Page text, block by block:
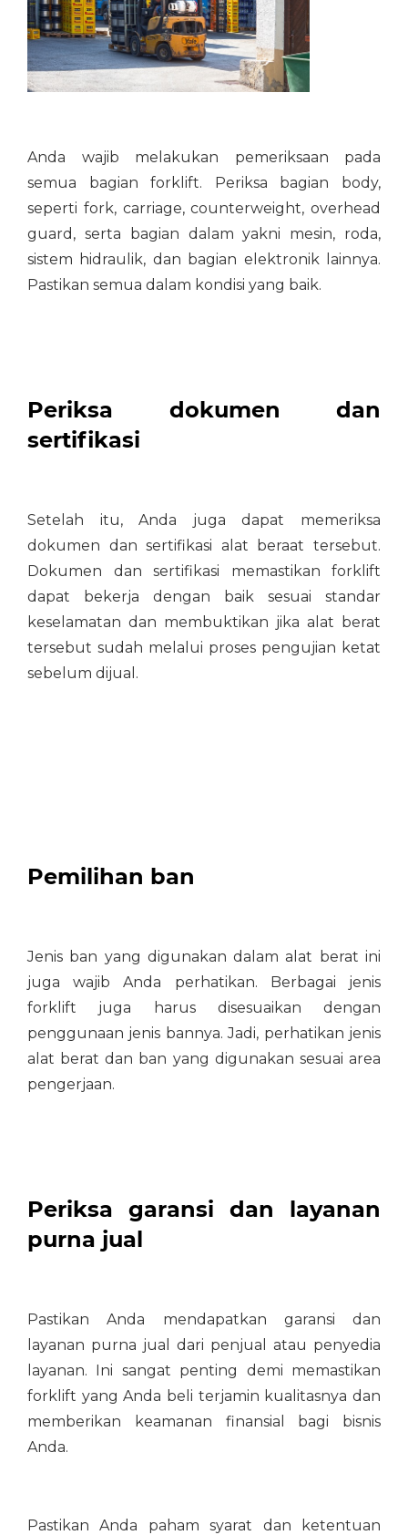
Anda wajib melakukan pemeriksaan pada
semua bagian forklift. Periksa bagian body,
seperti fork, carriage, counterweight, overhead
guard, serta bagian dalam yakni mesin, roda,
sistem hidraulik, dan bagian elektronik lainnya.
Pastikan semua dalam kondisi yang baik.
Periksa dokumen dan
sertifikasi
Setelah itu, Anda juga dapat memeriksa
dokumen dan sertifikasi alat beraat tersebut.
Dokumen dan sertifikasi memastikan forklift
dapat bekerja dengan baik sesuai standar
keselamatan dan membuktikan jika alat berat
tersebut sudah melalui proses pengujian ketat
sebelum dijual.
Pemilihan ban
Jenis ban yang digunakan dalam alat berat ini
juga wajib Anda perhatikan. Berbagai jenis
forklift juga harus disesuaikan dengan
penggunaan jenis bannya. Jadi, perhatikan jenis
alat berat dan ban yang digunakan sesuai area
pengerjaan.
Periksa garansi dan layanan
purna jual
Pastikan Anda mendapatkan garansi dan
layanan purna jual dari penjual atau penyedia
layanan. Ini sangat penting demi memastikan
forklift yang Anda beli terjamin kualitasnya dan
memberikan keamanan finansial bagi bisnis
Anda.
Pastikan Anda paham syarat dan ketentuan